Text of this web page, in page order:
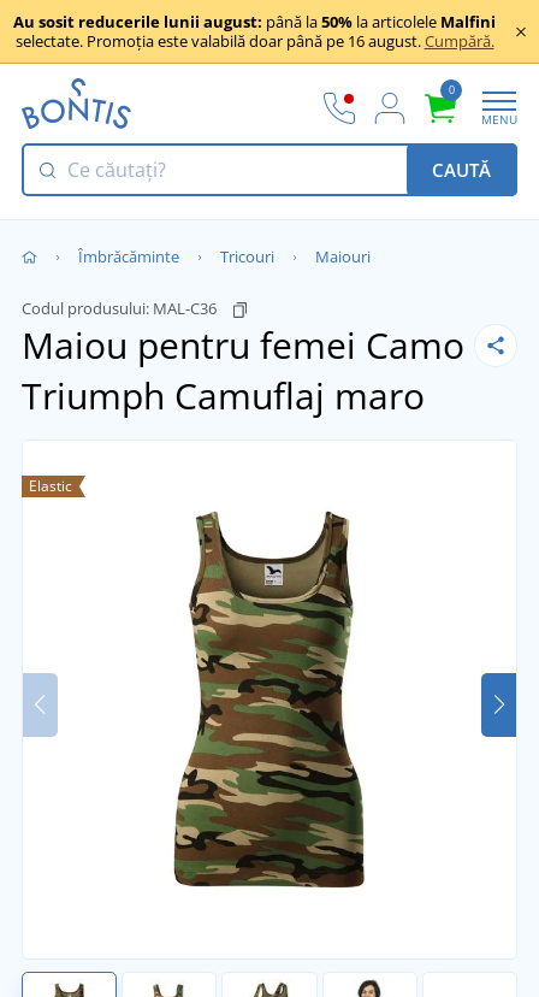
Au sosit reducerile lunii august: până la50% la articolele Malfini
selectate. Promoția este valabilă doar până pe 16 august.Cumpără.
0
MENU
CAUTĂ
Îmbrăcăminte Tricouri Maiouri
Codul produsului: MAL-C36
Maiou pentru femei Camo
Triumph Camuflaj maro
Elastic